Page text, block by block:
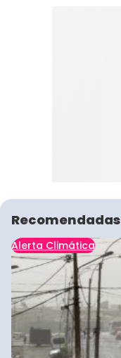
Recomendadas
Alerta Climática